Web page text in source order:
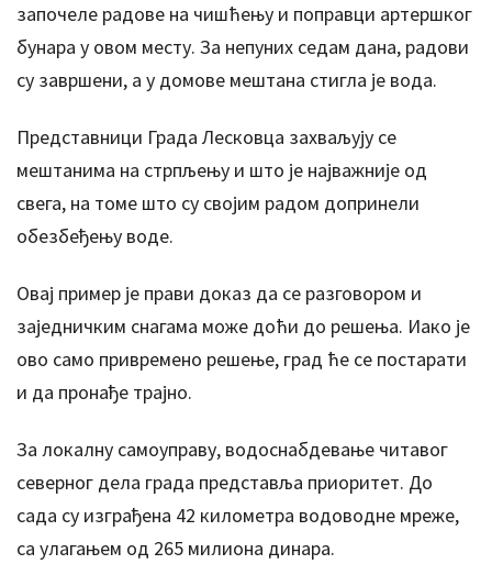
започеле радове на чишћењу и поправци артершког
бунара у овом месту. За непуних седам дана, радови
су завршени, а у домове мештана стигла је вода.
Представници Града Лесковца захваљују се
мештанима на стрпљењу и што је најважније од
свега, на томе што су својим радом допринели
обезбеђењу воде.
Овај пример је прави доказ да се разговором и
заједничким снагама може доћи до решења. Иако је
ово само привремено решење, град ће се постарати
и да пронађе трајно.
За локалну самоуправу, водоснабдевање читавог
северног дела града представља приоритет. До
сада су изграђена 42 километра водоводне мреже,
са улагањем од 265 милиона динара.